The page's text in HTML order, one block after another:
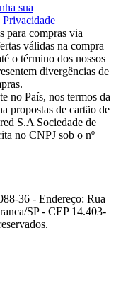
sua
Privacidade
para compras via
válidas na compra
o término dos nossos
divergências de
no País, nos termos da
propostas de cartão de
S.A Sociedade de
no CNPJ sob o nº
36 - Endereço: Rua
SP - CEP 14.403-